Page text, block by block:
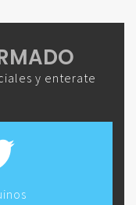
y enterate